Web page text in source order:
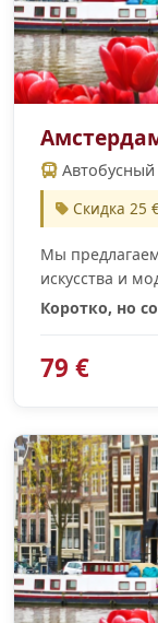
Автобусный
Скидка 25
Мы
искусства и
Коротко, но
79 €